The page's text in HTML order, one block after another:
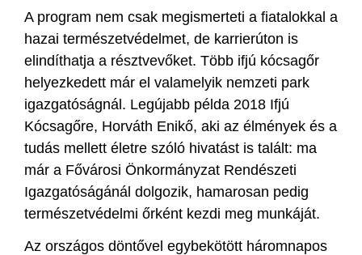
A program nem csak megismerteti a fiatalokkal a
hazai természetvédelmet, de karrierúton is
elindíthatja a résztvevőket. Több ifjú kócsagőr
helyezkedett már el valamelyik nemzeti park
igazgatóságnál. Legújabb példa 2018 Ifjú
Kócsagőre, Horváth Enikő, aki az élmények és a
tudás mellett életre szóló hivatást is talált: ma
már a Fővárosi Önkormányzat Rendészeti
Igazgatóságánál dolgozik, hamarosan pedig
természetvédelmi őrként kezdi meg munkáját.
Az országos döntővel egybekötött háromnapos